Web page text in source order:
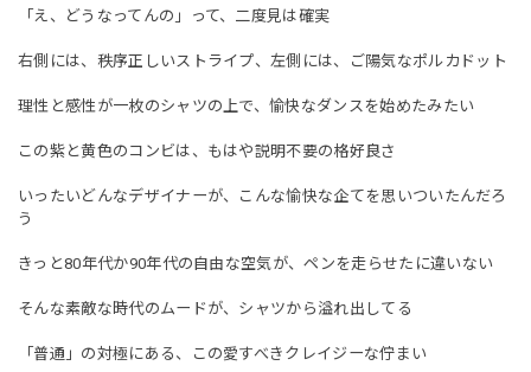
「え、どうなってんの」って、二度見は確実
右側には、秩序正しいストライプ、左側には、ご陽気なポルカドット
理性と感性が一枚のシャツの上で、愉快なダンスを始めたみたい
この紫と黄色のコンビは、もはや説明不要の格好良さ
いったいどんなデザイナーが、こんな愉快な企てを思いついたんだろ
う
きっと80年代か90年代の自由な空気が、ペンを走らせたに違いない
そんな素敵な時代のムードが、シャツから溢れ出してる
「普通」の対極にある、この愛すべきクレイジーな佇まい